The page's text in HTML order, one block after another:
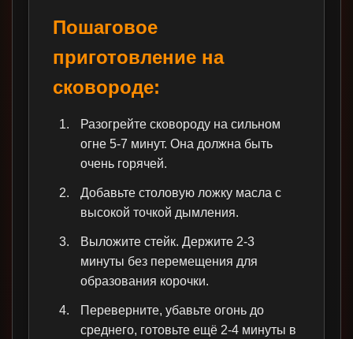
Пошаговое
приготовление на
сковороде:
Разогрейте сковороду на сильном
огне 5-7 минут. Она должна быть
очень горячей.
Добавьте столовую ложку масла с
высокой точкой дымления.
Выложите стейк. Держите 2-3
минуты без перемещения для
образования корочки.
Переверните, убавьте огонь до
среднего, готовьте ещё 2-4 минуты в